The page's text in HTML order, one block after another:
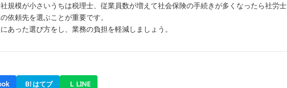
規模が小さいうちは税理士、従業員数が増えて社会保険の手続きが多くなったら社労士
依頼先を選ぶことが重要です。
あった選び方をし、業務の負担を軽減しましょう。
B! はてブ L LINE